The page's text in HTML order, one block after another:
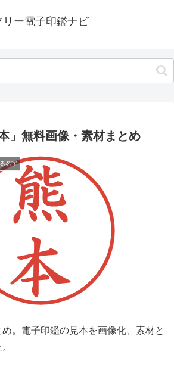
リー電子印鑑ナビ
」無料画像・素材まとめ
名字
。電子印鑑の見本を画像化、素材と